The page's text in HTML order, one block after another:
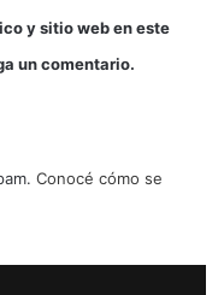
y sitio web en este
un comentario.
Conocé cómo se